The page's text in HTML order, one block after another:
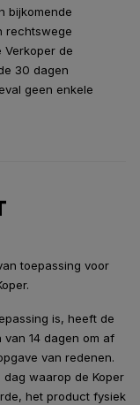
bijkomende
rechtswege
Verkoper de
30 dagen
geen enkele
toepassing voor
is, heeft de
14 dagen om af
van redenen.
waarop de Koper
het product fysiek